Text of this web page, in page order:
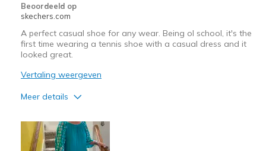
Beoordeeld op
skechers.com
A perfect casual shoe for any wear. Being ol school, it's the
first time wearing a tennis shoe with a casual dress and it
looked great.
Vertaling weergeven
Meer details
Attractive Design